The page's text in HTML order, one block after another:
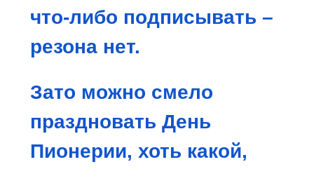
что-либо подписывать –
резона нет.
Зато можно смело
праздновать День
Пионерии, хоть какой,